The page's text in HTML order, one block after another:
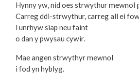
Hynny yw, nid oes strwythur mewnol
Carreg ddi-strwythur, carreg all ei
i unrhyw siap neu faint
o dan y pwysau cywir.
Mae angen strwythyr mewnol
i fod yn hyblyg.